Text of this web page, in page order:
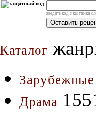
введите код с картинки
Каталог
Драма